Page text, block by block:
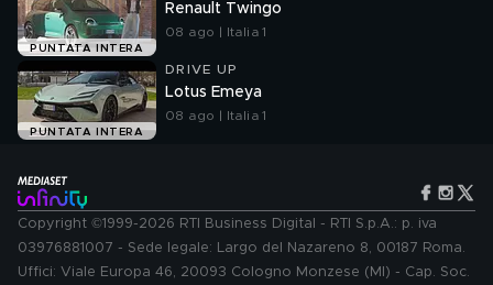
PUNTATA INTERA
Renault Twingo
08 ago | Italia 1
PUNTATA INTERA
DRIVE UP
Lotus Emeya
08 ago | Italia 1
Copyright ©1999-2026 RTI Business Digital - RTI S.p.A.: p. iva
03976881007 - Sede legale: Largo del Nazareno 8, 00187 Roma.
Uffici: Viale Europa 46, 20093 Cologno Monzese (MI) - Cap. Soc.